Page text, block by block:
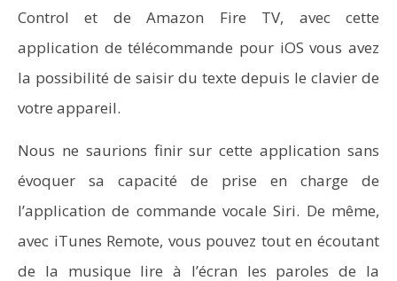
Control et de Amazon Fire TV, avec cette
application de télécommande pour iOS vous avez
la possibilité de saisir du texte depuis le clavier de
votre appareil.
Nous ne saurions finir sur cette application sans
évoquer sa capacité de prise en charge de
l’application de commande vocale Siri. De même,
avec iTunes Remote, vous pouvez tout en écoutant
de la musique lire à l’écran les paroles de la